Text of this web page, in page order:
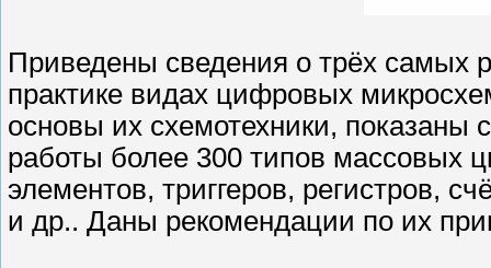
Приведены сведения о трёх самых
практике видах цифровых
основы их схемотехники, показаны
работы более 300 типов массовых
элементов, триггеров, регистров,
и др.. Даны рекомендации по их